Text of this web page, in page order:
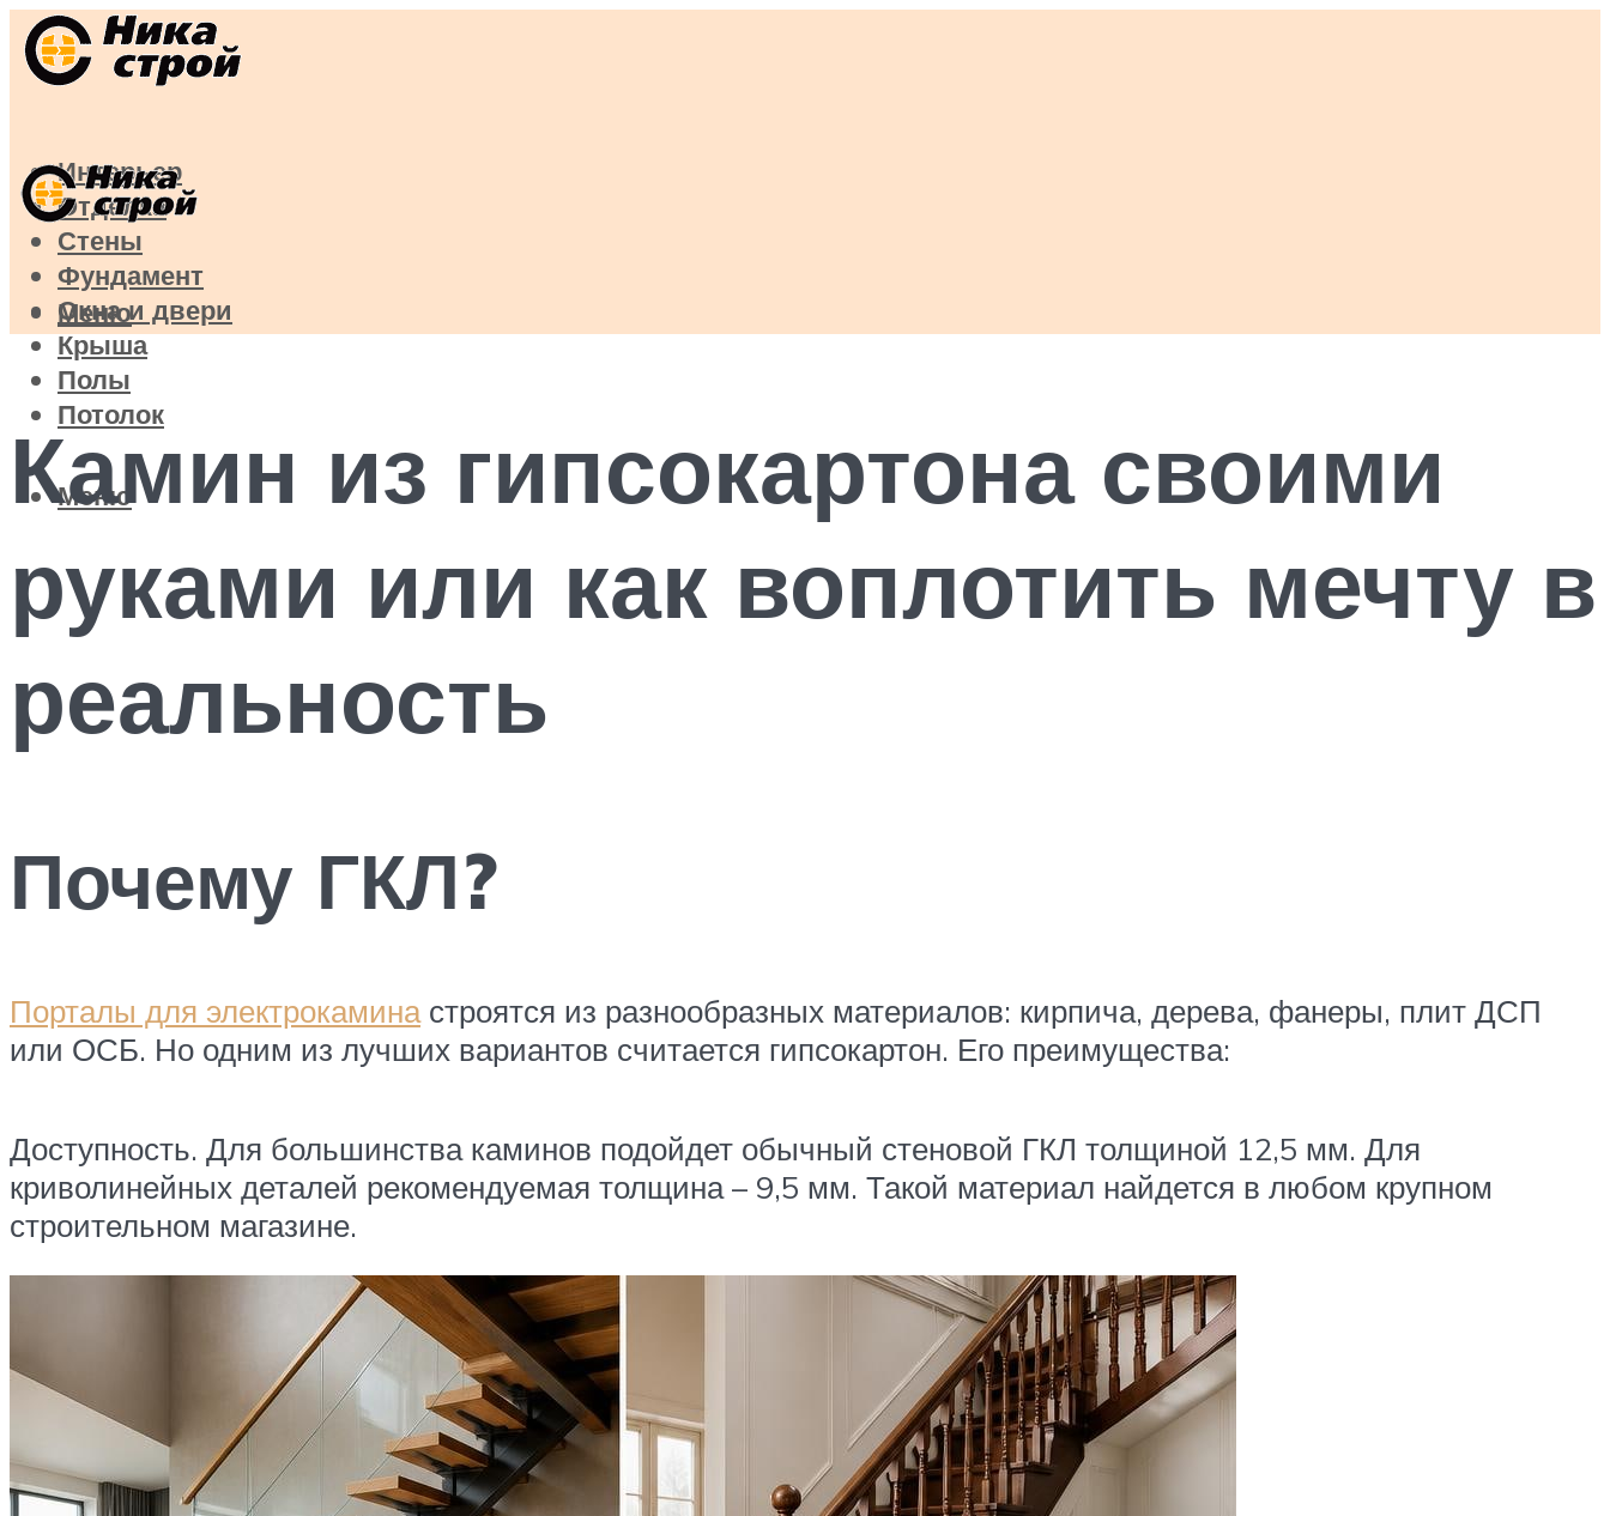
Интерьер
Отделка
Стены
Фундамент
Окна и двери
Крыша
Полы
Потолок
Меню
Меню
Камин из гипсокартона своими
руками или как воплотить мечту в
реальность
Почему ГКЛ?
Порталы для электрокаминастроятся из разнообразных материалов: кирпича, дерева, фанеры, плит ДСП
или ОСБ. Но одним из лучших вариантов считается гипсокартон. Его преимущества:
Доступность. Для большинства каминов подойдет обычный стеновой ГКЛ толщиной 12,5 мм. Для
криволинейных деталей рекомендуемая толщина – 9,5 мм. Такой материал найдется в любом крупном
строительном магазине.